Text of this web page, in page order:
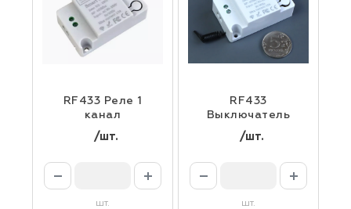
RF433 Реле 1
канал
/шт.
шт.
RF433
Выключатель
/шт.
шт.